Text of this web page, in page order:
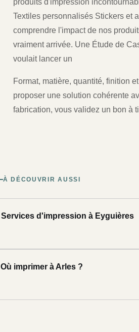
produits d'impression
Textiles personnalisés Stickers et
comprendre l'impact de nos
vraiment arrivée. Une Étude de
voulait lancer un
Format, matière, quantité, finition
proposer une solution cohérente
fabrication, vous validez un bon à
À DÉCOUVRIR AUSSI
Services d'impression à Eyguières
Où imprimer à Arles ?